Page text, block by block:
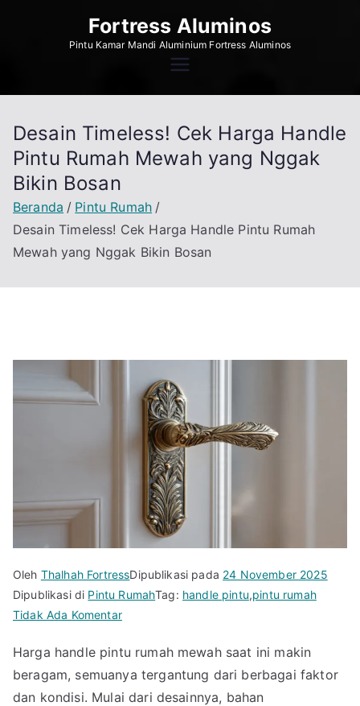
Fortress Aluminos
Pintu Kamar Mandi Aluminium Fortress Aluminos
Desain Timeless! Cek Harga Handle
Pintu Rumah Mewah yang Nggak
Bikin Bosan
Beranda
Pintu Rumah
Desain Timeless! Cek Harga Handle Pintu Rumah
Mewah yang Nggak Bikin Bosan
Oleh Thalhah FortressDipublikasi pada 24 November 2025
Dipublikasi di Pintu RumahTag: handle pintu,pintu rumah
Tidak Ada Komentarpada
Timeless!
Cek
Harga
Harga handle pintu rumah mewah saat ini makin
beragam, semuanya tergantung dari berbagai faktor
dan kondisi. Mulai dari desainnya, bahan